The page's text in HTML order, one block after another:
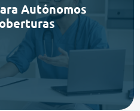
Autónomos